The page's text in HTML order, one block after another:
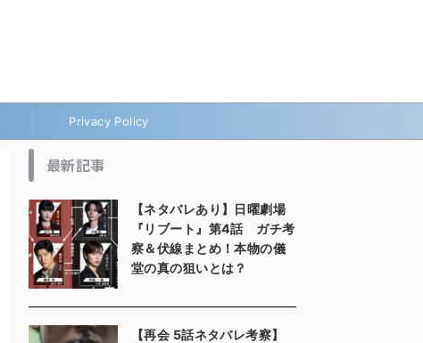
Privacy Policy
最新記事
【ネタバレあり】日曜劇場
『リブート』第4話 ガチ考
察＆伏線まとめ！本物の儀
堂の真の狙いとは？
【再会 5話ネタバレ考察】